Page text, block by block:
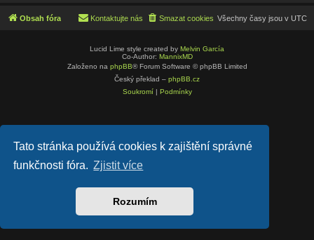
Tato stránka používá cookies k zajištění správné
funkčnosti fóra. Zjistit více
Rozumím
Obsah fóra Všechny časy jsou v UTC
Smazat cookies
Kontaktujte nás
Lucid Lime style created by Melvin García
Co-Author: MannixMD
Založeno na phpBB® Forum Software © phpBB Limited
Český překlad – phpBB.cz
Soukromí| Podmínky